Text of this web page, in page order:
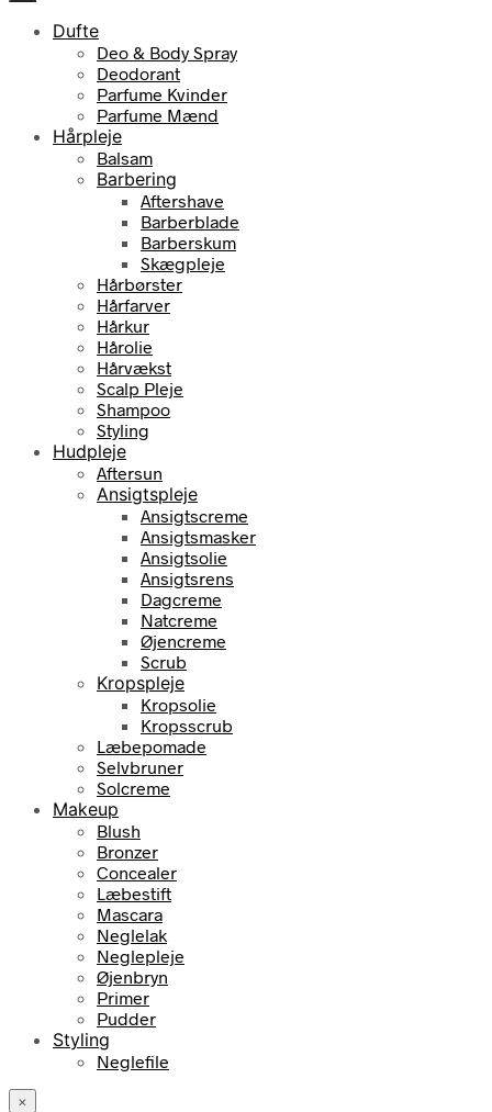
Dufte
Deo & Body Spray
Deodorant
Parfume Kvinder
Parfume Mænd
Hårpleje
Balsam
Barbering
Aftershave
Barberblade
Barberskum
Skægpleje
Hårbørster
Hårfarver
Hårkur
Hårolie
Hårvækst
Scalp Pleje
Shampoo
Styling
Hudpleje
Aftersun
Ansigtspleje
Ansigtscreme
Ansigtsmasker
Ansigtsolie
Ansigtsrens
Dagcreme
Natcreme
Øjencreme
Scrub
Kropspleje
Kropsolie
Kropsscrub
Læbepomade
Selvbruner
Solcreme
Makeup
Blush
Bronzer
Concealer
Læbestift
Mascara
Neglelak
Neglepleje
Øjenbryn
Primer
Pudder
Styling
Neglefile
×